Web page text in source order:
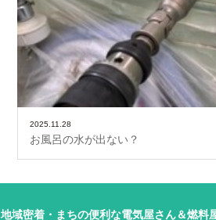
2025.11.28
お風呂の水が出ない？
地域密着・まちの便利な電気屋さん＆燃料